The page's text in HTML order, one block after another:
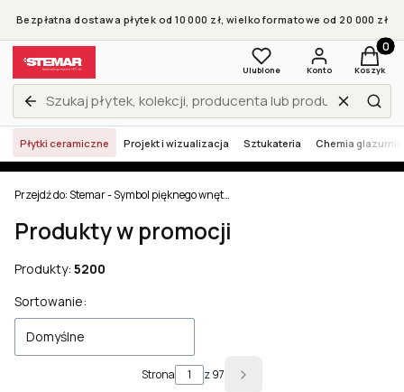
Bezpłatna dostawa płytek od 10 000 zł, wielkoformatowe od 20 000 zł
Zamknij wyszukiwarkę
Wyczyść
Ulubione Konto Koszyk
Płytki ceramiczne Projekt i wizualizacja Sztukateria Chemia
Przejdź do:Stemar - Symbol pięknego wnętrza
Produkty w promocji
Produkty: 5200
Lista produktów
Sortowanie:
Domyślne
Strona z 97 Następne produkty